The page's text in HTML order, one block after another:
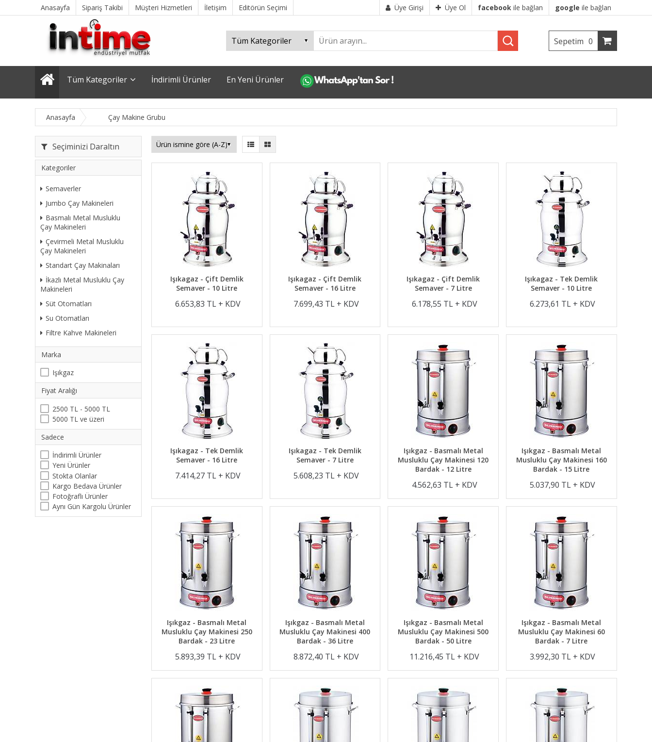
Anasayfa Sipariş Takibi Müşteri Hizmetleri İletişim Editörün Seçimi Üye Girişi Üye Ol facebook ile bağlan google ile bağlan
Sepetim 0
Tüm Kategoriler İndirimli Ürünler En Yeni Ürünler
Anasayfa Çay Makine Grubu
Seçiminizi Daraltın
Kategoriler
Semaverler
Jumbo Çay Makineleri
Basmalı Metal Musluklu
Çay Makineleri
Çevirmeli Metal Musluklu
Çay Makineleri
Standart Çay Makinaları
İkazlı Metal Musluklu Çay
Makineleri
Süt Otomatları
Su Otomatları
Filtre Kahve Makineleri
Marka
Işıkgaz
Fiyat Aralığı
2500 TL - 5000 TL
5000 TL ve üzeri
Sadece
İndirimli Ürünler
Yeni Ürünler
Stokta Olanlar
Kargo Bedava Ürünler
Fotoğraflı Ürünler
Aynı Gün Kargolu Ürünler
Işıkagaz - Çift Demlik
Semaver - 10 Litre
6.653,83 TL + KDV
Işıkagaz - Çift Demlik
Semaver - 16 Litre
7.699,43 TL + KDV
Işıkagaz - Çift Demlik
Semaver - 7 Litre
6.178,55 TL + KDV
Işıkagaz - Tek Demlik
Semaver - 10 Litre
6.273,61 TL + KDV
Işıkagaz - Tek Demlik
Semaver - 16 Litre
7.414,27 TL + KDV
Işıkagaz - Tek Demlik
Semaver - 7 Litre
5.608,23 TL + KDV
Işıkgaz - Basmalı Metal
Musluklu Çay Makinesi 120
Bardak - 12 Litre
4.562,63 TL + KDV
Işıkgaz - Basmalı Metal
Musluklu Çay Makinesi 160
Bardak - 15 Litre
5.037,90 TL + KDV
Işıkgaz - Basmalı Metal
Musluklu Çay Makinesi 250
Bardak - 23 Litre
5.893,39 TL + KDV
Işıkgaz - Basmalı Metal
Musluklu Çay Makinesi 400
Bardak - 36 Litre
8.872,40 TL + KDV
Işıkgaz - Basmalı Metal
Musluklu Çay Makinesi 500
Bardak - 50 Litre
11.216,45 TL + KDV
Işıkgaz - Basmalı Metal
Musluklu Çay Makinesi 60
Bardak - 7 Litre
3.992,30 TL + KDV